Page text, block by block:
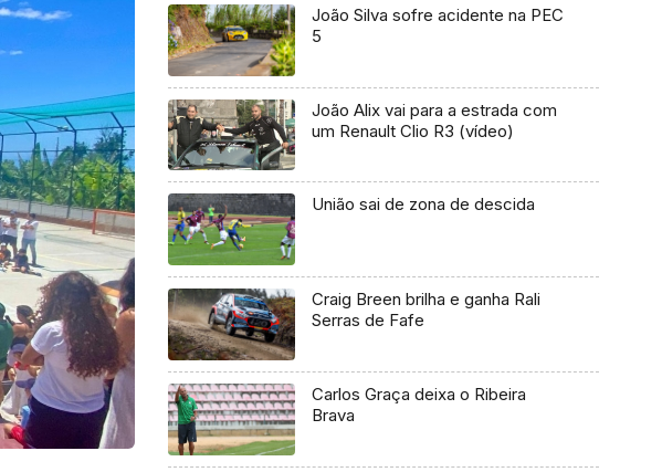
João Silva sofre acidente na PEC
5
João Alix vai para a estrada com
um Renault Clio R3 (vídeo)
União sai de zona de descida
Craig Breen brilha e ganha Rali
Serras de Fafe
Carlos Graça deixa o Ribeira
Brava